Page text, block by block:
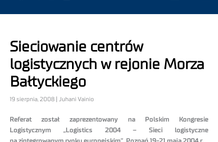
Sieciowanie centrów
logistycznych w rejonie Morza
Bałtyckiego
19 sierpnia, 2008 | Juhani Vainio
Referat został zaprezentowany na Polskim Kongresie
Logistycznym „Logistics 2004 – Sieci logistyczne